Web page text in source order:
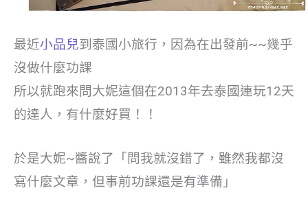
最近小品兒到泰國小旅行，因為在出發前~~幾乎
沒做什麼功課
所以就跑來問大妮這個在2013年去泰國連玩12天
的達人，有什麼好買！！
於是大妮~醬說了「問我就沒錯了，雖然我都沒
寫什麼文章，但事前功課還是有準備」